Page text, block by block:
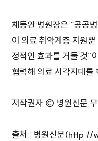
채동완 병원장은 “공공
이 의료 취약계층 지원
정적인 효과를 거둘 것”
협력해 의료 사각지대를
저작권자 © 병원신문 무
출처 : 병원신문(http://